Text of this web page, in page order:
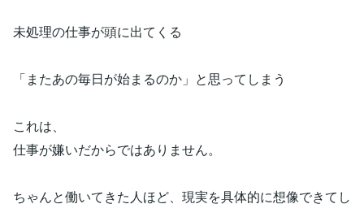
未処理の仕事が頭に出てくる
「またあの毎日が始まるのか」と思ってしまう
これは、
仕事が嫌いだからではありません。
ちゃんと働いてきた人ほど、現実を具体的に想像できてし